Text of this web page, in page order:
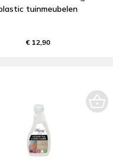
tuinmeubelen
€ 12,90